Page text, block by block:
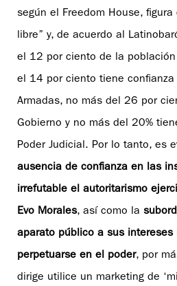
según el Freedom House,
libre” y, de acuerdo al
el 12 por ciento de la
el 14 por ciento tiene confianza
Armadas, no más del 26 por
Gobierno y no más del 20%
Poder Judicial. Por lo tanto, es
ausencia de confianza en las
irrefutable el autoritarismo
Evo Morales, así como la
aparato público a sus intereses
perpetuarse en el poder, por
dirige utilice un marketing de